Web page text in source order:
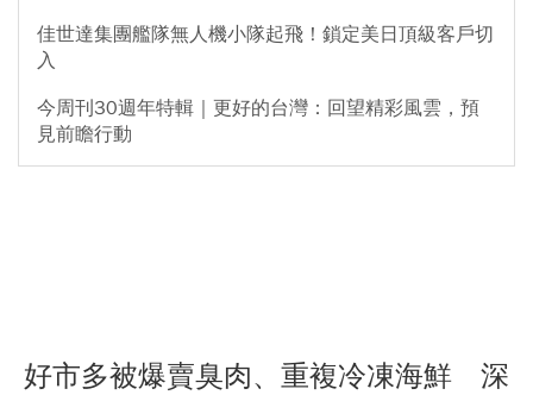
佳世達集團艦隊無人機小隊起飛！鎖定美日頂級客戶切
入
今周刊30週年特輯｜更好的台灣：回望精彩風雲，預
見前瞻行動
好市多被爆賣臭肉、重複冷凍海鮮 深